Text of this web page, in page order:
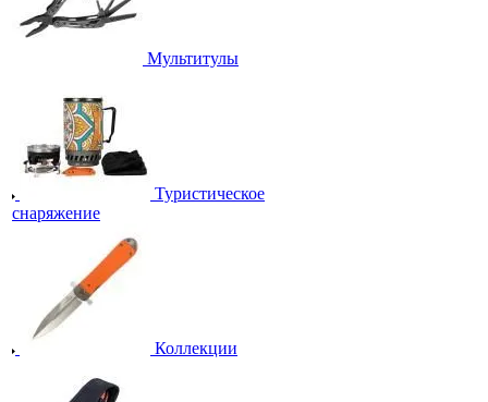
Мультитулы
Туристическое
снаряжение
Коллекции